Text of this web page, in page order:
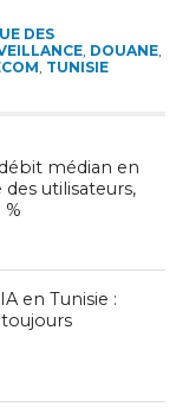
DES
, DOUANE,
, TUNISIE
médian en
utilisateurs,
%
en Tunisie :